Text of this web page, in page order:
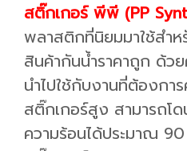
สติ๊กเกอร์ พีพี (PP
พลาสติกที่นิยมมาใช้สำห
สินค้ากันน้ำราคาถูก ด้ว
นำไปใช้กับงานที่ต้องกา
สติ๊กเกอร์สูง สามารถโ
ความร้อนได้ประมาณ